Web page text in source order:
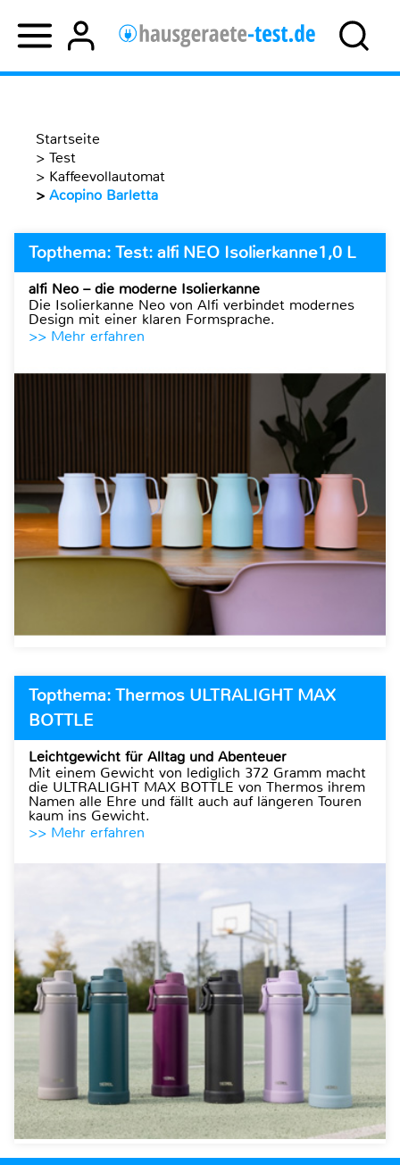
Startseite
> Test
> Kaffeevollautomat
> Acopino Barletta
Topthema: Test: alfi NEO Isolierkanne1,0 L
alfi Neo – die moderne Isolierkanne
Die Isolierkanne Neo von Alfi verbindet modernes
Design mit einer klaren Formsprache.
>> Mehr erfahren
Topthema: Thermos ULTRALIGHT MAX
BOTTLE
Leichtgewicht für Alltag und Abenteuer
Mit einem Gewicht von lediglich 372 Gramm macht
die ULTRALIGHT MAX BOTTLE von Thermos ihrem
Namen alle Ehre und fällt auch auf längeren Touren
kaum ins Gewicht.
>> Mehr erfahren